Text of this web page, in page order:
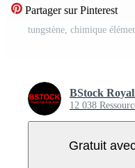
Partager sur Pinterest
tungstène, chimique
BStock
12 038
Gratuit